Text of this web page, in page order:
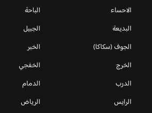
الاحساء
الباحة
البديعة
الجبيل
الجوف (سكاكا)
الخبر
الخرج
الخفجي
الدرب
الدمام
الرايس
الرياض